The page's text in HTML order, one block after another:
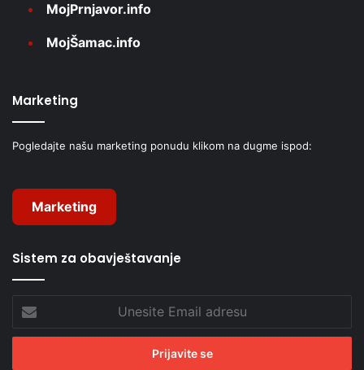
MojPrnjavor.info
MojŠamac.info
Marketing
Pogledajte našu marketing ponudu klikom na dugme ispod:
Marketing
Sistem za obavještavanje
Unesite
Email
adresu